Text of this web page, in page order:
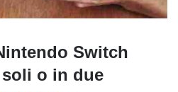
Switch
soli o in due